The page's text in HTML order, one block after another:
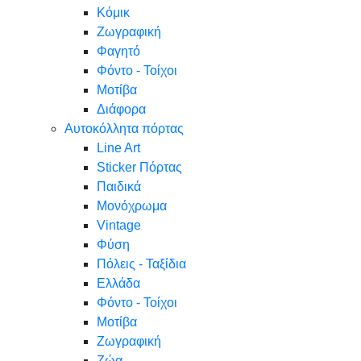
Κόμικ
Ζωγραφική
Φαγητό
Φόντο - Τοίχοι
Μοτίβα
Διάφορα
Αυτοκόλλητα πόρτας
Line Art
Sticker Πόρτας
Παιδικά
Μονόχρωμα
Vintage
Φύση
Πόλεις - Ταξίδια
Ελλάδα
Φόντο - Τοίχοι
Μοτίβα
Ζωγραφική